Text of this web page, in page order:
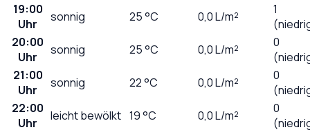
19:00
Uhr
sonnig 25°C 0,0L/m²
1
20:00
Uhr
sonnig 25°C 0,0L/m²
0
21:00
Uhr
sonnig 22°C 0,0L/m²
0
22:00
Uhr
leicht bewölkt 19°C 0,0L/m²
0